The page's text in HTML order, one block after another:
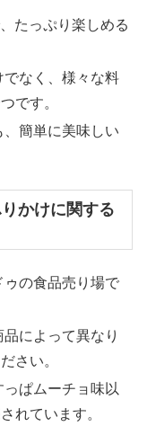
たっぷり楽しめる
でなく、様々な料
です。
簡単に美味しい
かけに関する
ゥの食品売り場で
品によって異なり
さい。
っぱムーチョ味以
れています。